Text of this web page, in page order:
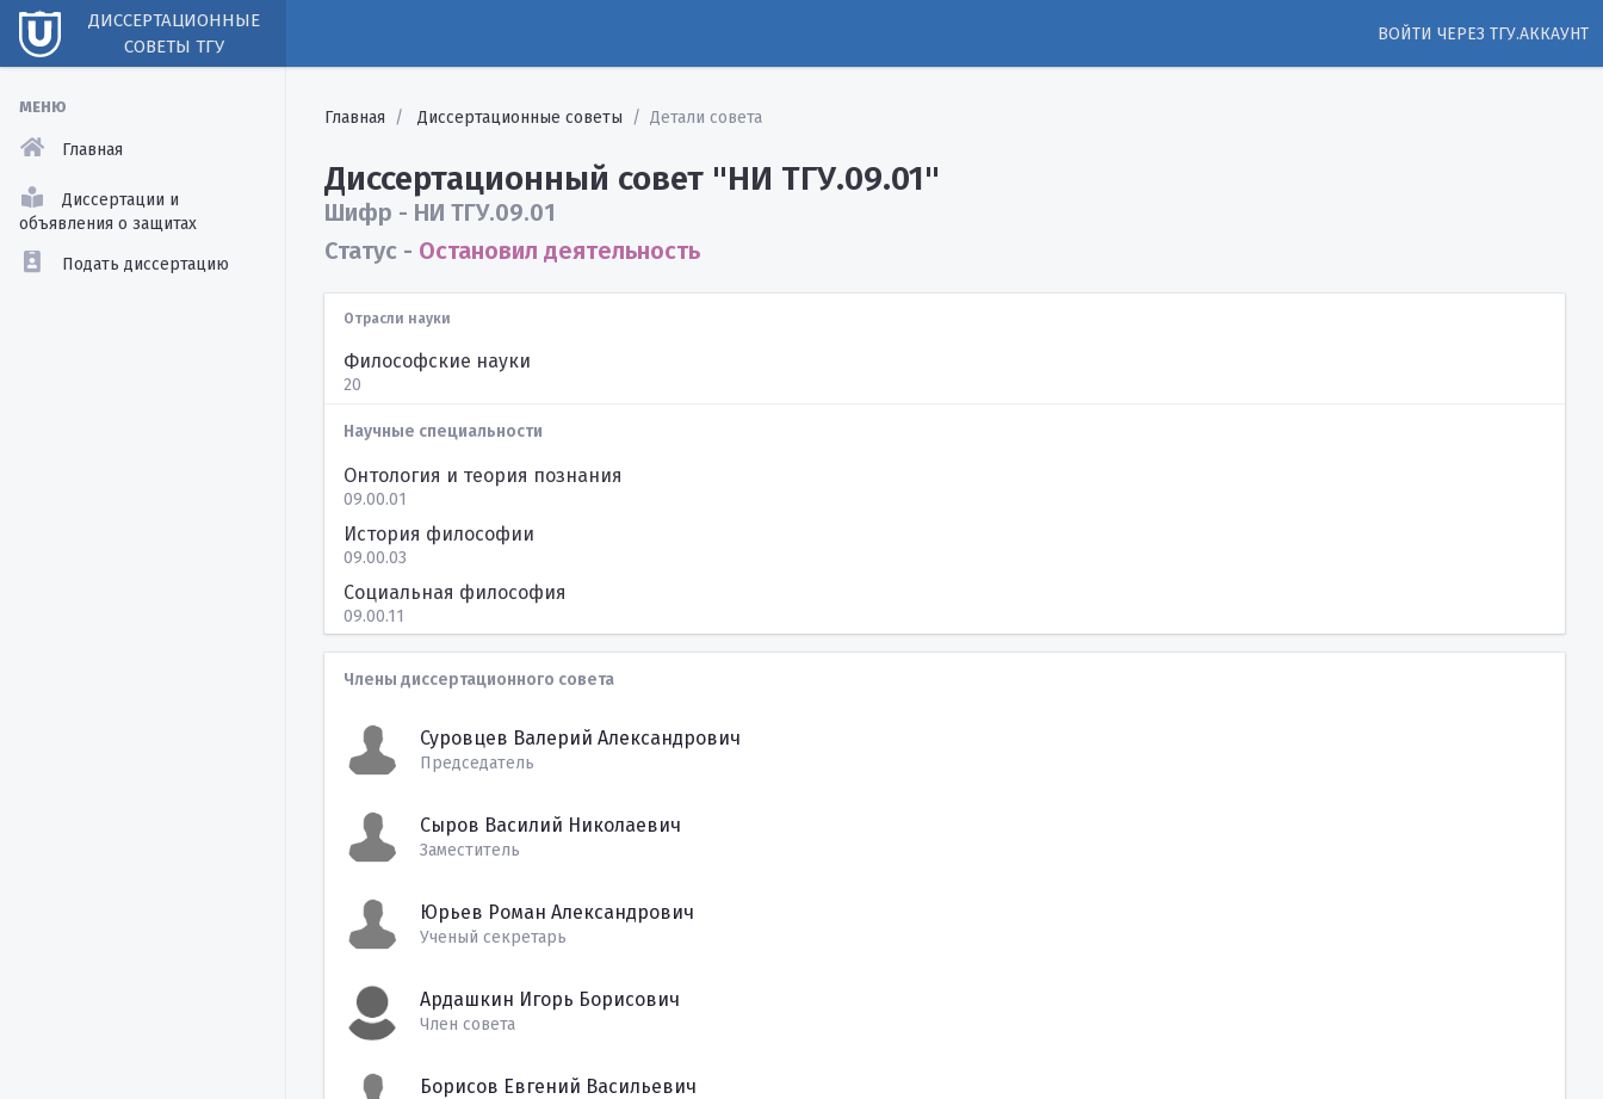
ДИССЕРТАЦИОННЫЕ
СОВЕТЫ ТГУ
ВОЙТИ ЧЕРЕЗ ТГУ.АККАУНТ
МЕНЮ
Главная
Диссертации и
объявления о защитах
Подать диссертацию
Главная Диссертационные советы Детали совета
Диссертационный совет "НИ ТГУ.09.01"
Шифр - НИ ТГУ.09.01
Статус - Остановил деятельность
Отрасли науки
Философские науки
20
Научные специальности
Онтология и теория познания
09.00.01
История философии
09.00.03
Социальная философия
09.00.11
Члены диссертационного совета
Суровцев Валерий Александрович
Председатель
Сыров Василий Николаевич
Заместитель
Юрьев Роман Александрович
Ученый секретарь
Ардашкин Игорь Борисович
Член совета
Борисов Евгений Васильевич